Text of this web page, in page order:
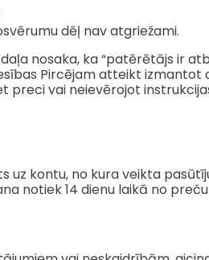
dēļ nav atgriežami.
nosaka, ka “patērētājs ir
Pircējam atteikt
vai neievērojot
kontu, no kura veikta
notiek 14 dienu laikā no